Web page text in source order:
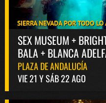
SIERRA NEVADA POR TODO LO
SEX MUSEUM +
BALA + BLANCA
PLAZA DE ANDALUCÍA
VIE 21 Y SÁB 22 AGO